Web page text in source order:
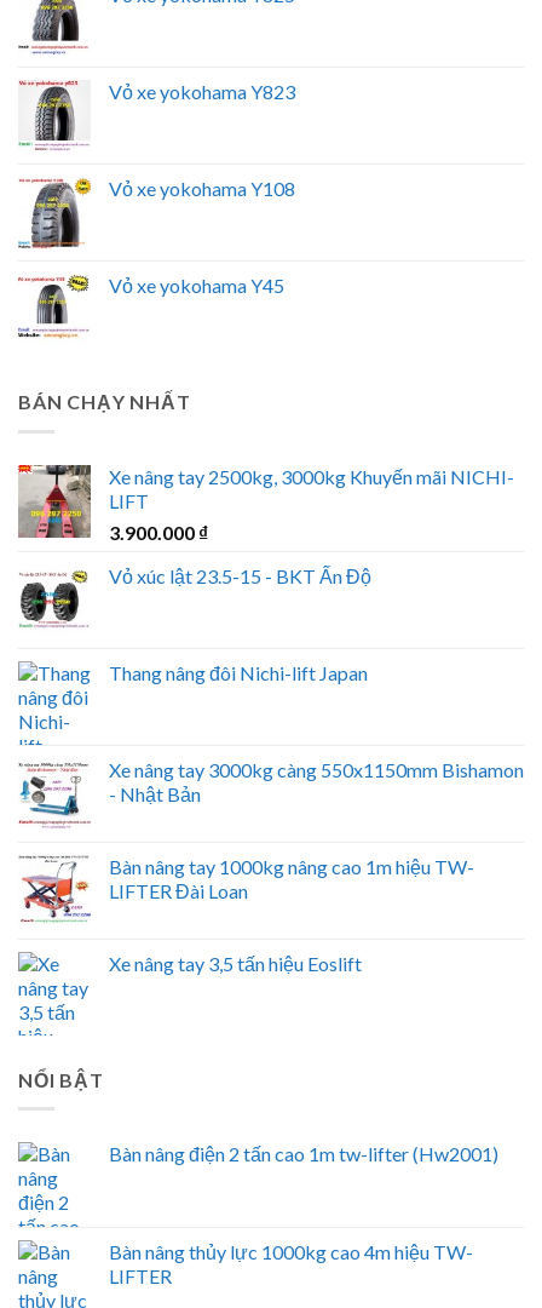
Vỏ xe yokohama Y823
Vỏ xe yokohama Y108
Vỏ xe yokohama Y45
BÁN CHẠY NHẤT
Xe nâng tay 2500kg, 3000kg Khuyến mãi NICHI-
LIFT
3.900.000 ₫
Vỏ xúc lật 23.5-15 - BKT Ấn Độ
Thang nâng đôi Nichi-lift Japan
Xe nâng tay 3000kg càng 550x1150mm Bishamon
- Nhật Bản
Bàn nâng tay 1000kg nâng cao 1m hiệu TW-
LIFTER Đài Loan
Xe nâng tay 3,5 tấn hiệu Eoslift
NỔI BẬT
Bàn nâng điện 2 tấn cao 1m tw-lifter (Hw2001)
Bàn nâng thủy lực 1000kg cao 4m hiệu TW-
LIFTER